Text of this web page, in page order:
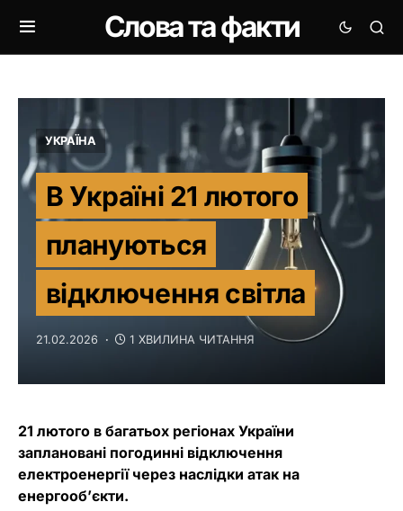
Слова та факти
УКРАЇНА
В Україні 21 лютого
плануються
відключення світла
21.02.2026 1 ХВИЛИНА ЧИТАННЯ
21 лютого в багатьох регіонах України
заплановані погодинні відключення
електроенергії через наслідки атак на
енергооб’єкти.